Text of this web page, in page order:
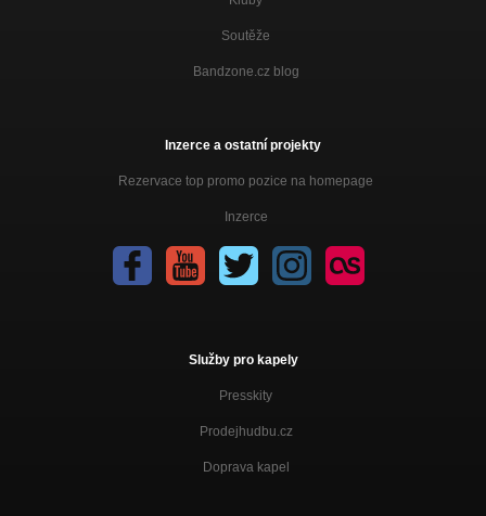
Soutěže
Bandzone.cz blog
Inzerce a ostatní projekty
Rezervace top promo pozice na homepage
Inzerce
Služby pro kapely
Presskity
Prodejhudbu.cz
Doprava kapel